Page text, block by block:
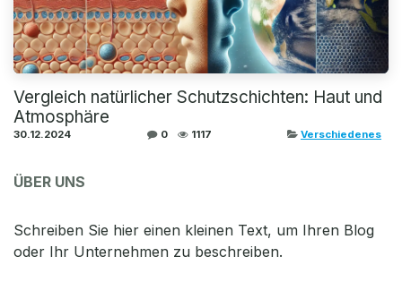
Vergleich natürlicher Schutzschichten: Haut und
Atmosphäre
30.12.2024 0 1117 Verschiedenes
ÜBER UNS
Schreiben Sie hier einen kleinen Text, um Ihren Blog
oder Ihr Unternehmen zu beschreiben.